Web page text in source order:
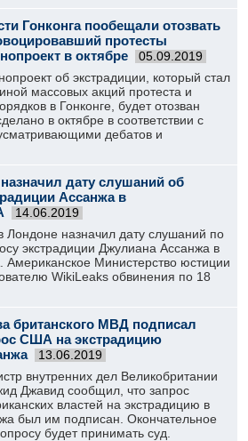
Гонконга пообещали отозвать
протесты
в октябре
05.09.2019
об экстрадиции, который стал
массовых акций протеста и
в Гонконге, будет отозван
в октябре в соответствии с
дебатов и
дату слушаний об
Ассанжа в
14.06.2019
Лондоне назначил дату слушаний по
экстрадиции Джулиана Ассанжа в
Министерство юстиции
WikiLeaks обвинения по 18
британского МВД подписал
США на экстрадицию
13.06.2019
внутренних дел Великобритании
Джавид сообщил, что запрос
властей на экстрадицию в
был им подписан. Окончательное
будет принимать суд.